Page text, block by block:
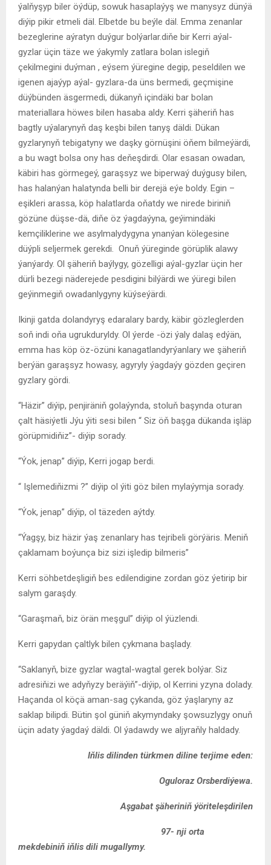
ýalňyşyp biler öýdüp, sowuk hasaplaýyş we manysyz dünýä
diýip pikir etmeli däl. Elbetde bu beýle däl. Emma zenanlar
bezeglerine aýratyn duýgur bolýarlar.diňe bir Kerri aýal-
gyzlar üçin täze we ýakymly zatlara bolan islegiň
çekilmegini duýman , eýsem ýüregine degip, peseldilen we
igenen ajaýyp aýal- gyzlara-da üns bermedi, geçmişine
düýbünden äsgermedi, dükanyň içindäki bar bolan
materiallara höwes bilen hasaba aldy. Kerri şäheriň has
bagtly uýalarynyň daş keşbi bilen tanyş däldi. Dükan
gyzlarynyň tebigatyny we daşky görnüşini öňem bilmeýärdi,
a bu wagt bolsa ony has deňeşdirdi. Olar esasan owadan,
käbiri has görmegeý, garaşsyz we biperwaý duýgusy bilen,
has halanýan halatynda belli bir derejä eýe boldy. Egin –
eşikleri arassa, köp halatlarda oňatdy we nirede biriniň
gözüne düşse-dä, diňe öz ýagdaýyna, geýimindäki
kemçiliklerine we asylmalydygyna ynanýan kölegesine
düýpli seljermek gerekdi. Onuň ýüreginde görüplik alawy
ýanýardy. Ol şäheriň baýlygy, gözelligi aýal-gyzlar üçin her
dürli bezegi näderejede pesdigini bilýärdi we ýüregi bilen
geýinmegiň owadanlygyny küýseýärdi.
Ikinji gatda dolandyryş edaralary bardy, käbir gözleglerden
soň indi oňa ugrukduryldy. Ol ýerde -özi ýaly dalaş edýän,
emma has köp öz-özüni kanagatlandyrýanlary we şäheriň
berýän garaşsyz howasy, agyryly ýagdaýy gözden geçiren
gyzlary gördi.
“Häzir” diýip, penjiräniň golaýynda, stoluň başynda oturan
çalt häsiýetli Jýu ýiti sesi bilen “ Siz öň başga dükanda işläp
görüpmidiňiz”- diýip sorady.
“Ýok, jenap” diýip, Kerri jogap berdi.
“ Işlemediňizmi ?” diýip ol ýiti göz bilen mylaýymja sorady.
“Ýok, jenap” diýip, ol täzeden aýtdy.
“Ýagşy, biz häzir ýaş zenanlary has tejribeli görýäris. Meniň
çaklamam boýunça biz sizi işledip bilmeris”
Kerri söhbetdeşligiň bes edilendigine zordan göz ýetirip bir
salym garaşdy.
“Garaşmaň, biz örän meşgul” diýip ol ýüzlendi.
Kerri gapydan çaltlyk bilen çykmana başlady.
“Saklanyň, bize gyzlar wagtal-wagtal gerek bolýar. Siz
adresiňizi we adyňyzy beräýiň”-diýip, ol Kerrini yzyna dolady.
Haçanda ol köçä aman-sag çykanda, göz ýaşlaryny az
saklap bilipdi. Bütin şol güniň akymyndaky şowsuzlygy onuň
üçin adaty ýagdaý däldi. Ol ýadawdy we aljyraňly haldady.
Iňlis dilinden türkmen diline terjime eden:
Oguloraz Orsberdiýewa.
Aşgabat şäheriniň ýöriteleşdirilen
97- nji orta
mekdebiniň iňlis dili mugallymy.